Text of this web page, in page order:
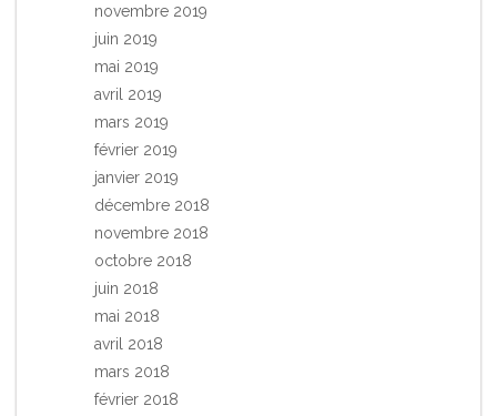
novembre 2019
juin 2019
mai 2019
avril 2019
mars 2019
février 2019
janvier 2019
décembre 2018
novembre 2018
octobre 2018
juin 2018
mai 2018
avril 2018
mars 2018
février 2018